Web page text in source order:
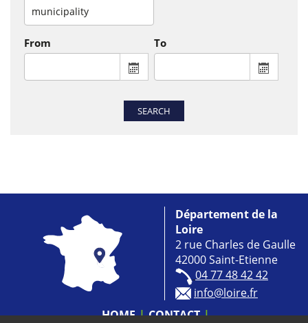
municipality
From
From : display the calendar to
To
To :
SEARCH
Département de la
Loire
2 rue Charles de Gaulle
42000 Saint-Etienne
04 77 48 42 42
info@loire.fr
HOME
CONTACT